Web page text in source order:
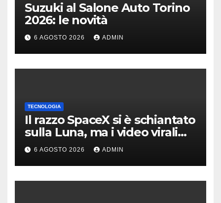
Suzuki al Salone Auto Torino
2026: le novità
6 AGOSTO 2026 ADMIN
TECNOLOGIA
Il razzo SpaceX si è schiantato
sulla Luna, ma i video virali
erano quasi tutti falsi
6 AGOSTO 2026 ADMIN